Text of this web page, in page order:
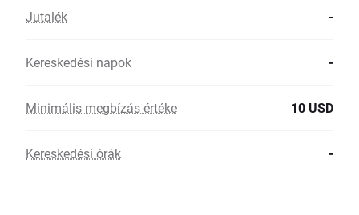
Jutalék -
Kereskedési napok -
Minimális megbízás értéke 10 USD
Kereskedési órák -